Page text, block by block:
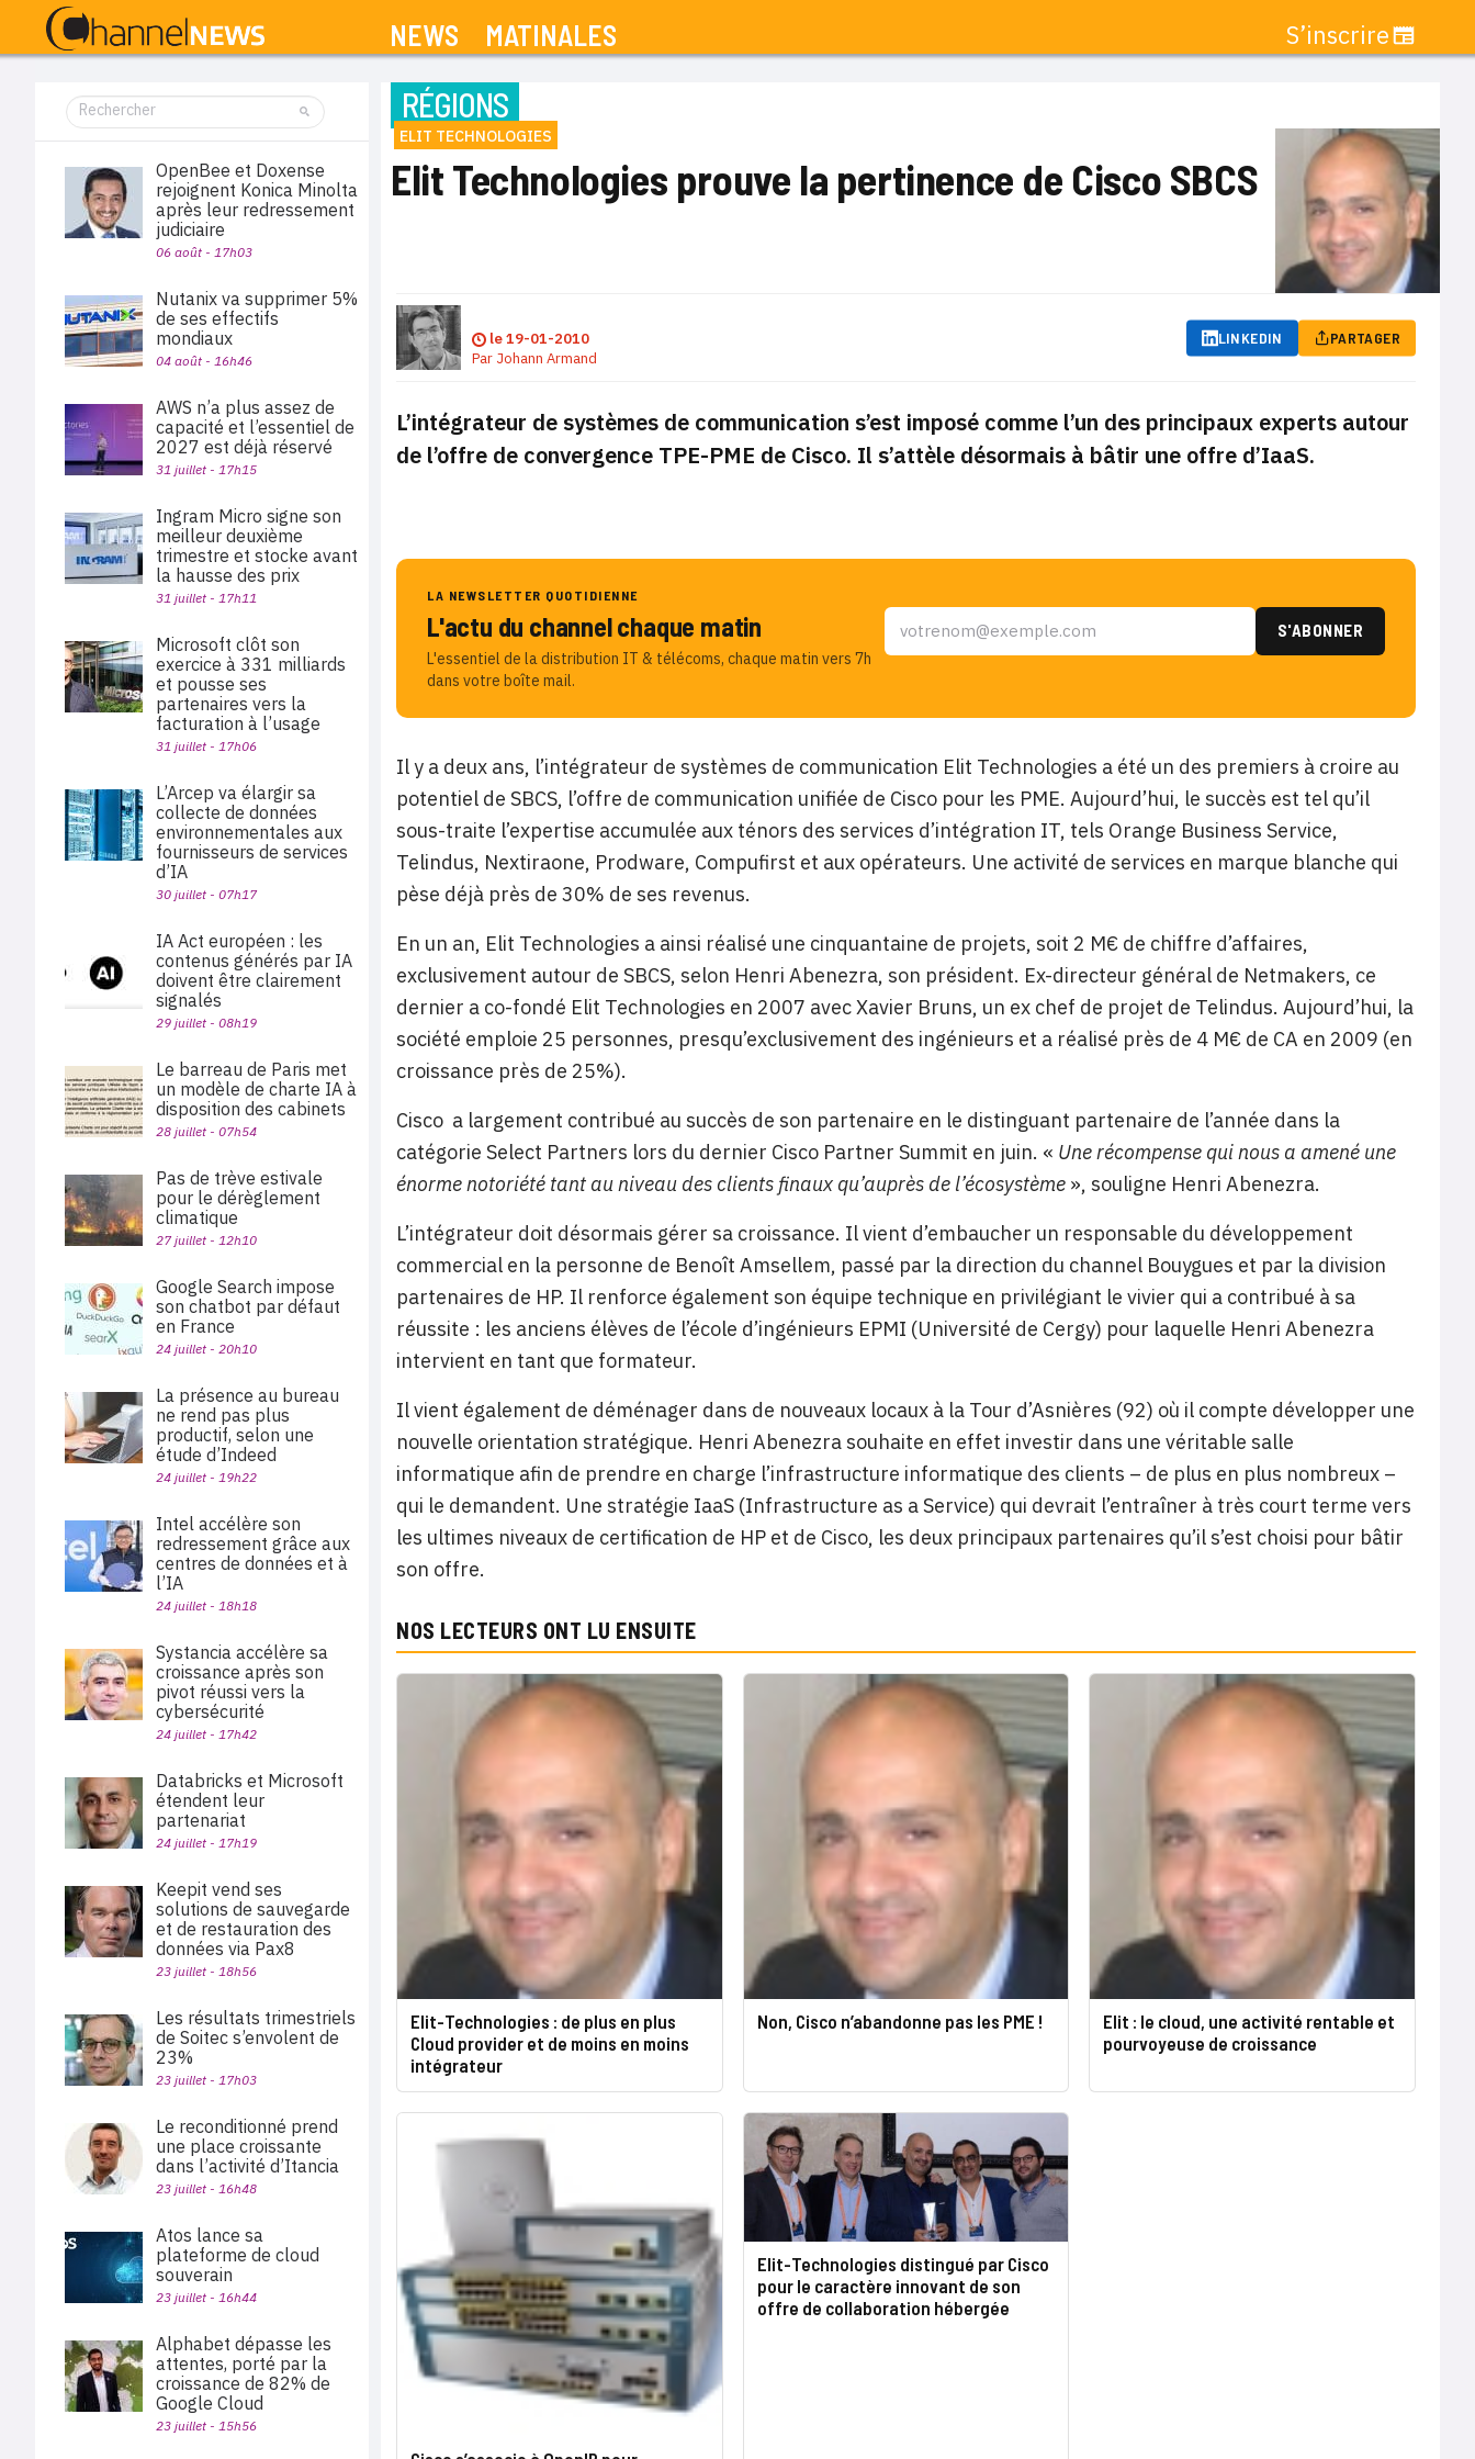
NEWS MATINALES S’inscrire
RÉGIONS
ELIT TECHNOLOGIES
Elit Technologies prouve la pertinence de Cisco SBCS
le19-01-2010
Par Johann Armand
LINKEDIN PARTAGER
L’intégrateur de systèmes de communication s’est imposé comme l’un des principaux experts autour
de l’offre de convergence TPE-PME de Cisco. Il s’attèle désormais à bâtir une offre d’IaaS.
LA NEWSLETTER QUOTIDIENNE
L'actu du channel chaque matin
L'essentiel de la distribution IT & télécoms, chaque matin vers 7h
dans votre boîte mail.
Il y a deux ans, l’intégrateur de systèmes de communication Elit Technologies a été un des premiers à croire au
potentiel de SBCS, l’offre de communication unifiée de Cisco pour les PME. Aujourd’hui, le succès est tel qu’il
sous-traite l’expertise accumulée aux ténors des services d’intégration IT, tels Orange Business Service,
Telindus, Nextiraone, Prodware, Compufirst et aux opérateurs. Une activité de services en marque blanche qui
pèse déjà près de 30% de ses revenus.
En un an, Elit Technologies a ainsi réalisé une cinquantaine de projets, soit 2 M€ de chiffre d’affaires,
exclusivement autour de SBCS, selon Henri Abenezra, son président. Ex-directeur général de Netmakers, ce
dernier a co-fondé Elit Technologies en 2007 avec Xavier Bruns, un ex chef de projet de Telindus. Aujourd’hui, la
société emploie 25 personnes, presqu’exclusivement des ingénieurs et a réalisé près de 4 M€ de CA en 2009 (en
croissance près de 25%).
Cisco a largement contribué au succès de son partenaire en le distinguant partenaire de l’année dans la
catégorie Select Partners lors du dernier Cisco Partner Summit en juin. « Une récompense qui nous a amené une
énorme notoriété tant au niveau des clients finaux qu’auprès de l’écosystème », souligne Henri Abenezra.
L’intégrateur doit désormais gérer sa croissance. Il vient d’embaucher un responsable du développement
commercial en la personne de Benoît Amsellem, passé par la direction du channel Bouygues et par la division
partenaires de HP. Il renforce également son équipe technique en privilégiant le vivier qui a contribué à sa
réussite : les anciens élèves de l’école d’ingénieurs EPMI (Université de Cergy) pour laquelle Henri Abenezra
intervient en tant que formateur.
Il vient également de déménager dans de nouveaux locaux à la Tour d’Asnières (92) où il compte développer une
nouvelle orientation stratégique. Henri Abenezra souhaite en effet investir dans une véritable salle
informatique afin de prendre en charge l’infrastructure informatique des clients – de plus en plus nombreux –
qui le demandent. Une stratégie IaaS (Infrastructure as a Service) qui devrait l’entraîner à très court terme vers
les ultimes niveaux de certification de HP et de Cisco, les deux principaux partenaires qu’il s’est choisi pour bâtir
son offre.
NOS LECTEURS ONT LU ENSUITE
Elit-Technologies : de plus en plus
Cloud provider et de moins en moins
intégrateur
Non, Cisco n’abandonne pas les PME !
Elit : le cloud, une activité rentable et
pourvoyeuse de croissance
Elit-Technologies distingué par Cisco
pour le caractère innovant de son
offre de collaboration hébergée
OpenBee et Doxense
rejoignent Konica Minolta
après leur redressement
judiciaire
06 août - 17h03
Nutanix va supprimer 5%
de ses effectifs
mondiaux
04 août - 16h46
AWS n’a plus assez de
capacité et l’essentiel de
2027 est déjà réservé
31 juillet - 17h15
Ingram Micro signe son
meilleur deuxième
trimestre et stocke avant
la hausse des prix
31 juillet - 17h11
Microsoft clôt son
exercice à 331 milliards
et pousse ses
partenaires vers la
facturation à l’usage
31 juillet - 17h06
L’Arcep va élargir sa
collecte de données
environnementales aux
fournisseurs de services
d’IA
30 juillet - 07h17
IA Act européen : les
contenus générés par IA
doivent être clairement
signalés
29 juillet - 08h19
Le barreau de Paris met
un modèle de charte IA à
disposition des cabinets
28 juillet - 07h54
Pas de trève estivale
pour le dérèglement
climatique
27 juillet - 12h10
Google Search impose
son chatbot par défaut
en France
24 juillet - 20h10
La présence au bureau
ne rend pas plus
productif, selon une
étude d’Indeed
24 juillet - 19h22
Intel accélère son
redressement grâce aux
centres de données et à
l’IA
24 juillet - 18h18
Systancia accélère sa
croissance après son
pivot réussi vers la
cybersécurité
24 juillet - 17h42
Databricks et Microsoft
étendent leur
partenariat
24 juillet - 17h19
Keepit vend ses
solutions de sauvegarde
et de restauration des
données via Pax8
23 juillet - 18h56
Les résultats trimestriels
de Soitec s’envolent de
23%
23 juillet - 17h03
Le reconditionné prend
une place croissante
dans l’activité d’Itancia
23 juillet - 16h48
Atos lance sa
plateforme de cloud
souverain
23 juillet - 16h44
Alphabet dépasse les
attentes, porté par la
croissance de 82% de
Google Cloud
23 juillet - 15h56